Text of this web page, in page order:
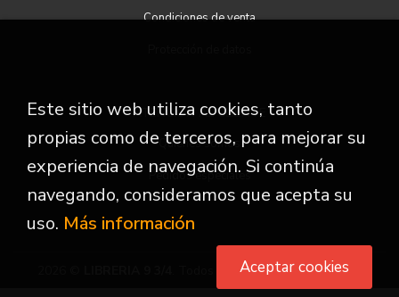
Condiciones de venta
ATENCIÓN AL CLIENTE
Quiénes somos
Pedidos especiales
. Todos los Derechos Reservados
Este sitio web utiliza cookies, tanto
propias como de terceros, para mejorar su
experiencia de navegación. Si continúa
navegando, consideramos que acepta su
uso. Más información
Aceptar cookies